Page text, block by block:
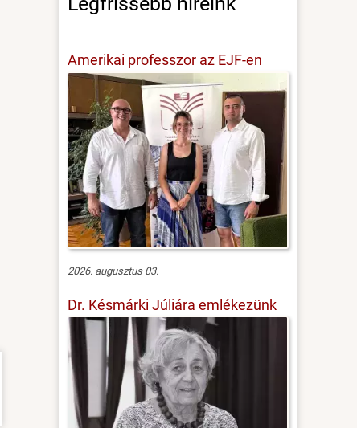
Amerikai professzor az EJF-en
2026. augusztus 03.
Dr. Késmárki Júliára emlékezünk